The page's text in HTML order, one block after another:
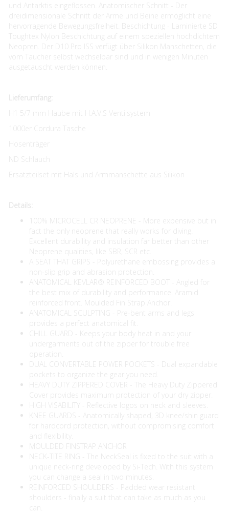
und Antarktis eingeflossen. Anatomischer Schnitt - Der
dreidimensionale Schnitt der Arme und Beine ermöglicht eine
hervorragende Bewegungsfreiheit. Beschichtung - Laminierte SD
Toughtex Nylon Beschichtung auf einem speziellen hochdichtem
Neopren. Der D10 Pro ISS verfügt über Silikon Manschetten, die
vom Taucher selbst wechselbar sind und in wenigen Minuten
ausgetauscht werden können.
Lieferumfang:
H1 5/7 mm Haube mit H.A.V.S Ventilsystem
1000er Cordura Tasche
Hosenträger
Ersatzteilset mit Hals und Armmanschette aus Silikon
Details:
100% MICROCELL CR NEOPRENE - More expensive but in
fact the only neoprene that really works for diving.
Excellent durability and insulation far better than other
Neoprene qualities, like SBR, SCR etc.
A SEAT THAT GRIPS - Polyurethane embossing provides a
non-slip grip and abrasion protection.
ANATOMICAL KEVLAR® REINFORCED BOOT - Angled for
the best mix of durability and performance. Aramid
reinforced front. Moulded Fin Strap Anchor.
ANATOMICAL SCULPTING - Pre-bent arms and legs
provides a perfect anatomical fit.
CHILL GUARD - Keeps your body heat in and your
undergarments out of the zipper for trouble free
operation.
DUAL CONVERTABLE POWER POCKETS - Dual expandable
pockets to organize the gear you need.
HEAVY DUTY ZIPPERED COVER - The Heavy Duty Zippered
Cover provides maximum protection of your dry zipper.
HIGH VISABILITY - Reflective logos on neck and sleeves.
KNEE GUARDS - Anatomically shaped, 3D knee/shin guard
for hardcord protection, without compromising comfort
and flexibility.
MOULDED FINSTRAP ANCHOR
NECK-TITE RING - The NeckSeal is fixed to the suit with a
unique neck-ring developed by Si-Tech. With this system
you can change a seal in two minutes.
REINFORCED SHOULDERS - Padded wear resistant
shoulders - finally a suit that can take as much as you